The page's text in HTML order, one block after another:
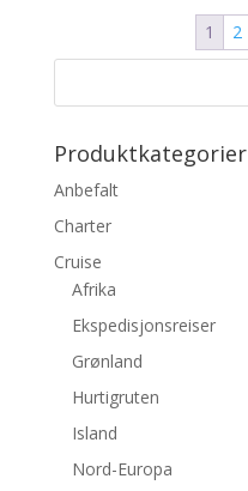
1 2
Produktkategorier
Anbefalt
Charter
Cruise
Afrika
Ekspedisjonsreiser
Grønland
Hurtigruten
Island
Nord-Europa